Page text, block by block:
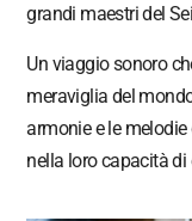
grandi maestri del
Un viaggio sonoro
meraviglia del
armonie e le
nella loro capacità di